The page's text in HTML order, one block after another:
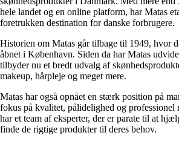
hele landet og en online platform, har Matas
foretrukken destination for danske forbrugere.
Historien om Matas går tilbage til 1949, hvor
åbnet i København. Siden da har Matas
tilbyder nu et bredt udvalg af
makeup, hårpleje og meget mere.
Matas har også opnået en stærk position på
fokus på kvalitet, pålidelighed og
har et team af eksperter, der er parate til at
finde de rigtige produkter til deres behov.